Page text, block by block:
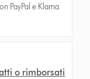
PayPal e Klarna
o rimborsati